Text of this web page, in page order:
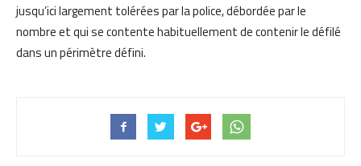
jusqu’ici largement tolérées par la police, débordée par le
nombre et qui se contente habituellement de contenir le défilé
dans un périmètre défini.